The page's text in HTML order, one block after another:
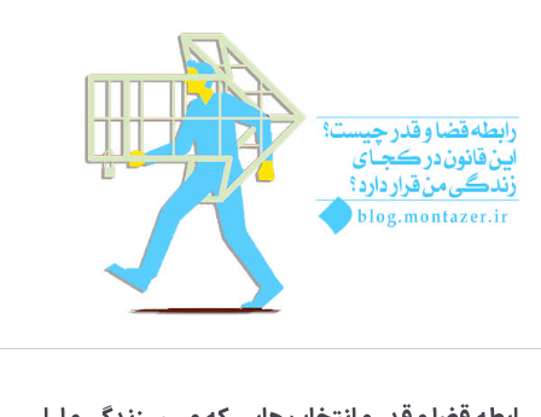
کودک عزیز روان
انسان و میل بی‌نهایت
انسان چه چیزی نیست؟
هدف خلقت و جایگاه انسان 0/7
0/18